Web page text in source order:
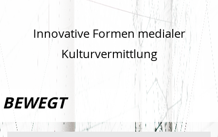
Innovative Formen medialer
Kulturvermittlung
BEWEGT